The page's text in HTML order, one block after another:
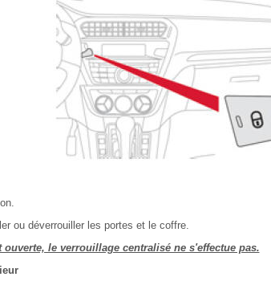
ou déverrouiller les portes et le coffre.
le verrouillage centralisé ne s'effectue pas.